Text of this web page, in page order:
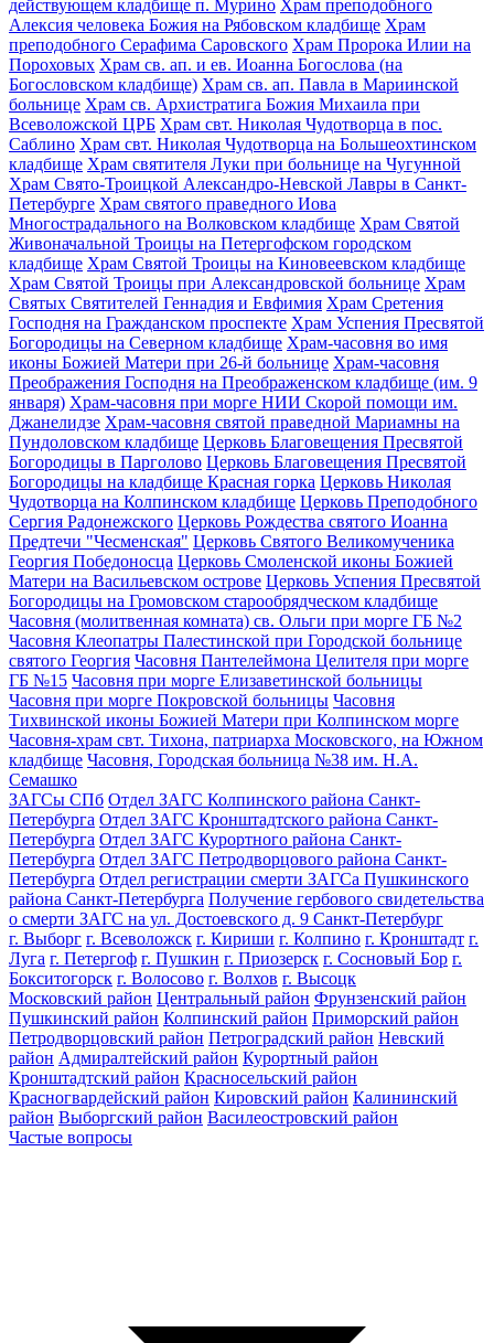
действующем кладбище п. Мурино Храм преподобного
Алексия человека Божия на Рябовском кладбище Храм
преподобного Серафима Саровского Храм Пророка Илии на
Пороховых Храм св. ап. и ев. Иоанна Богослова (на
Богословском кладбище) Храм св. ап. Павла в Мариинской
больнице Храм св. Архистратига Божия Михаила при
Всеволожской ЦРБ Храм свт. Николая Чудотворца в пос.
Саблино Храм свт. Николая Чудотворца на Большеохтинском
кладбище Храм святителя Луки при больнице на Чугунной
Храм Свято-Троицкой Александро-Невской Лавры в Санкт-
Петербурге Храм святого праведного Иова
Многострадального на Волковском кладбище Храм Святой
Живоначальной Троицы на Петергофском городском
кладбище Храм Святой Троицы на Киновеевском кладбище
Храм Святой Троицы при Александровской больнице Храм
Святых Святителей Геннадия и Евфимия Храм Сретения
Господня на Гражданском проспекте Храм Успения Пресвятой
Богородицы на Северном кладбище Храм-часовня во имя
иконы Божией Матери при 26-й больнице Храм-часовня
Преображения Господня на Преображенском кладбище (им. 9
января) Храм-часовня при морге НИИ Скорой помощи им.
Джанелидзе Храм-часовня святой праведной Мариамны на
Пундоловском кладбище Церковь Благовещения Пресвятой
Богородицы в Парголово Церковь Благовещения Пресвятой
Богородицы на кладбище Красная горка Церковь Николая
Чудотворца на Колпинском кладбище Церковь Преподобного
Сергия Радонежского Церковь Рождества святого Иоанна
Предтечи "Чесменская" Церковь Святого Великомученика
Георгия Победоносца Церковь Смоленской иконы Божией
Матери на Васильевском острове Церковь Успения Пресвятой
Богородицы на Громовском старообрядческом кладбище
Часовня (молитвенная комната) св. Ольги при морге ГБ №2
Часовня Клеопатры Палестинской при Городской больнице
святого Георгия Часовня Пантелеймона Целителя при морге
ГБ №15 Часовня при морге Елизаветинской больницы
Часовня при морге Покровской больницы Часовня
Тихвинской иконы Божией Матери при Колпинском морге
Часовня-храм свт. Тихона, патриарха Московского, на Южном
кладбище Часовня, Городская больница №38 им. Н.А.
Семашко
ЗАГСы СПб Отдел ЗАГС Колпинского района Санкт-
Петербурга Отдел ЗАГС Кронштадтского района Санкт-
Петербурга Отдел ЗАГС Курортного района Санкт-
Петербурга Отдел ЗАГС Петродворцового района Санкт-
Петербурга Отдел регистрации смерти ЗАГСа Пушкинского
района Санкт-Петербурга Получение гербового свидетельства
о смерти ЗАГС на ул. Достоевского д. 9 Санкт-Петербург
г. Выборг г. Всеволожск г. Кириши г. Колпино г. Кронштадт г.
Луга г. Петергоф г. Пушкин г. Приозерск г. Сосновый Бор г.
Бокситогорск г. Волосово г. Волхов г. Высоцк
Московский район Центральный район Фрунзенский район
Пушкинский район Колпинский район Приморский район
Петродворцовский район Петроградский район Невский
район Адмиралтейский район Курортный район
Кронштадтский район Красносельский район
Красногвардейский район Кировский район Калининский
район Выборгский район Василеостровский район
Частые вопросы